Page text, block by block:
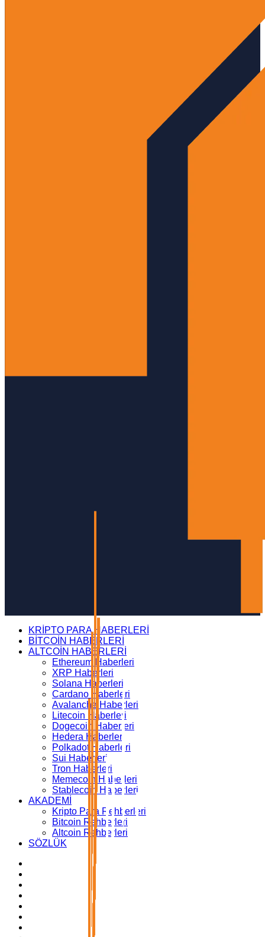
KRİPTO PARA HABERLERİ
BİTCOİN HABERLERİ
ALTCOİN HABERLERİ
Ethereum Haberleri
XRP Haberleri
Solana Haberleri
Cardano Haberleri
Avalanche Haberleri
Litecoin Haberleri
Dogecoin Haberleri
Hedera Haberleri
Polkadot Haberleri
Sui Haberleri
Tron Haberleri
Memecoin Haberleri
Stablecoin Haberleri
AKADEMİ
Kripto Para Rehberleri
Bitcoin Rehberleri
Altcoin Rehberleri
SÖZLÜK